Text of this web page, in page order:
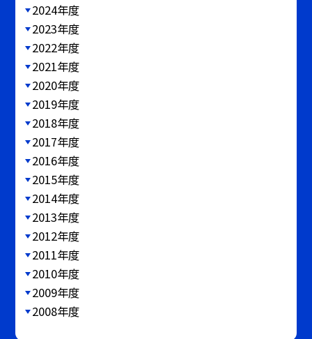
2024年度
2023年度
2022年度
2021年度
2020年度
2019年度
2018年度
2017年度
2016年度
2015年度
2014年度
2013年度
2012年度
2011年度
2010年度
2009年度
2008年度